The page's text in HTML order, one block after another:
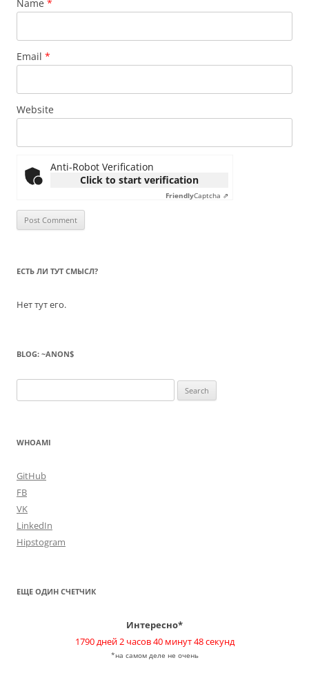
Name *
Email *
Website
Anti-Robot Verification
Click to start verification
FriendlyCaptcha ⇗
ЕСТЬ ЛИ ТУТ СМЫСЛ?
Нет тут его.
BLOG: ~ANON$
for:
WHOAMI
GitHub
FB
VK
LinkedIn
Hipstogram
ЕЩЕ ОДИН СЧЕТЧИК
Интересно*
1790 дней 2 часов 40 минут 48 секунд
*на самом деле не очень